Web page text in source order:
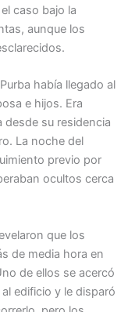
caso bajo la
aunque los
había llegado al
e hijos. Era
desde su residencia
La noche del
previo por
ocultos cerca
que los
de media hora en
de ellos se acercó
edificio y le disparó